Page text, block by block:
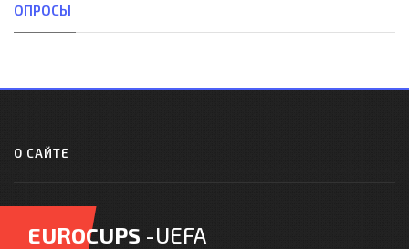
ОПРОСЫ
О САЙТЕ
EUROCUPS -UEFA